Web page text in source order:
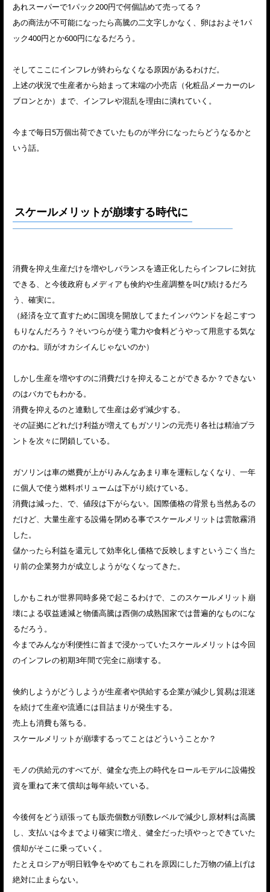
あれスーパーで1パック200円で何個詰めて売ってる？
あの商法が不可能になったら高騰の二文字しかなく、卵はおよそ1パ
ック400円とか600円になるだろう。
そしてここにインフレが終わらなくなる原因があるわけだ。
上述の状況で生産者から始まって末端の小売店（化粧品メーカーのレ
ブロンとか）まで、インフレや混乱を理由に潰れていく。
今まで毎日5万個出荷できていたものが半分になったらどうなるかと
いう話。
スケールメリットが崩壊する時代に
消費を抑え生産だけを増やしバランスを適正化したらインフレに対抗
できる、と今後政府もメディアも倹約や生産調整を叫び続けるだろ
う、確実に。
（経済を立て直すために国境を開放してまたインバウンドを起こすつ
もりなんだろう？そいつらが使う電力や食料どうやって用意する気な
のかね。頭がオカシイんじゃないのか）
しかし生産を増やすのに消費だけを抑えることができるか？できない
のはバカでもわかる。
消費を抑えるのと連動して生産は必ず減少する。
その証拠にどれだけ利益が増えてもガソリンの元売り各社は精油プラ
ントを次々に閉鎖している。
ガソリンは車の燃費が上がりみんなあまり車を運転しなくなり、一年
に個人で使う燃料ボリュームは下がり続けている。
消費は減った、で、値段は下がらない。国際価格の背景も当然あるの
だけど、大量生産する設備を閉める事でスケールメリットは雲散霧消
した。
儲かったら利益を還元して効率化し価格で反映しますというごく当た
り前の企業努力が成立しようがなくなってきた。
しかもこれが世界同時多発で起こるわけで、このスケールメリット崩
壊による収益逓減と物価高騰は西側の成熟国家では普遍的なものにな
るだろう。
今までみんなが利便性に首まで浸かっていたスケールメリットは今回
のインフレの初期3年間で完全に崩壊する。
倹約しようがどうしようが生産者や供給する企業が減少し貿易は混迷
を続けて生産や流通には目詰まりが発生する。
売上も消費も落ちる。
スケールメリットが崩壊するってことはどういうことか？
モノの供給元のすべてが、健全な売上の時代をロールモデルに設備投
資を重ねて来て償却は毎年続いている。
今後何をどう頑張っても販売個数が頭数レベルで減少し原材料は高騰
し、支払いは今までより確実に増え、健全だった頃やっとできていた
償却がそこに乗っていく。
たとえロシアが明日戦争をやめてもこれを原因にした万物の値上げは
絶対に止まらない。